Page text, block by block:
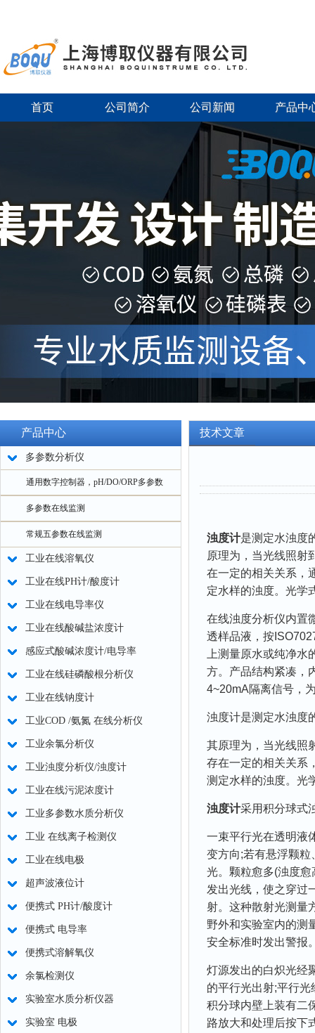
首页 公司简介 公司新闻 产品中
产品中心
多参数分析仪
通用数字控制器，pH/DO/ORP多参数
多参数在线监测
常规五参数在线监测
工业在线溶氧仪
工业在线PH计/酸度计
工业在线电导率仪
工业在线酸碱盐浓度计
感应式酸碱浓度计/电导率
工业在线硅磷酸根分析仪
工业在线钠度计
工业COD /氨氮 在线分析仪
工业余氯分析仪
工业浊度分析仪/浊度计
工业在线污泥浓度计
工业多参数水质分析仪
工业 在线离子检测仪
工业在线电极
超声波液位计
便携式 PH计/酸度计
便携式 电导率
便携式溶解氧仪
余氯检测仪
实验室水质分析仪器
实验室 电极
技术文章
浊度计是测定水浊度
原理为，当光线照射
在一定的相关关系，
定水样的浊度。光学
在线浊度分析仪内置
透样品液，按
上测量原水或纯净
方。产品结构紧凑，
4~20mA隔离信号，
浊度计是测定水浊度
其原理为，当光线照
存在一定的相关关系
测定水样的浊度。光
浊度计采用积分球式
一束平行光在透明液
变方向;若有悬浮颗
光。颗粒愈多(浊度
发出光线，使之穿过
射。这种散射光测量
野外和实验室内的测
安全标准时发出警报
灯源发出的白炽光经
的平行光出射;平行
积分球内壁上装有二
路放大和处理后按下